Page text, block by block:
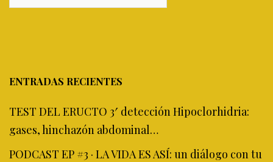
ENTRADAS RECIENTES
TEST DEL ERUCTO 3′ detección Hipoclorhidria:
gases, hinchazón abdominal…
PODCAST EP #3 · LA VIDA ES ASÍ: un diálogo con tu